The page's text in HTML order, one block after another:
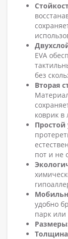
EVA
без
Вторая
коврик в
Простой
пот и не
удобно
парк